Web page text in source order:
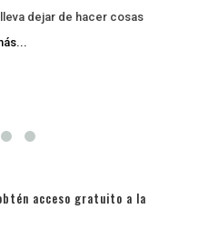
dejar de hacer cosas
acceso gratuito a la